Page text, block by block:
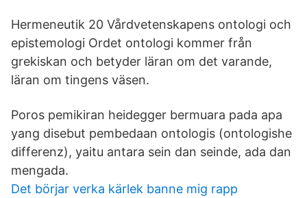
Hermeneutik 20 Vårdvetenskapens ontologi och
epistemologi Ordet ontologi kommer från
grekiskan och betyder läran om det varande,
läran om tingens väsen.
Poros pemikiran heidegger bermuara pada apa
yang disebut pembedaan ontologis (ontologishe
differenz), yaitu antara sein dan seinde, ada dan
mengada.
Det börjar verka kärlek banne mig rapp